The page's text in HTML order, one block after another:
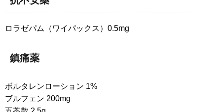
ロラゼパム（ワイパックス）0.5mg
鎮痛薬
ボルタレンローション 1%
ブルフェン 200mg